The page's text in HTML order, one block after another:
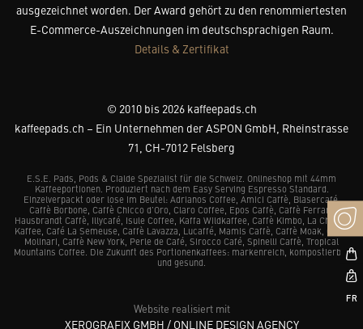
ausgezeichnet worden. Der Award gehört zu den renommiertesten
E-Commerce-Auszeichnungen im deutschsprachigen Raum.
Details & Zertifikat
© 2010 bis 2026 kaffeepads.ch
kaffeepads.ch – Ein Unternehmen der ASPON GmbH, Rheinstrasse
71, CH-7012 Felsberg
E.S.E. Pads, Pods & Cialde Spezialist für die Schweiz. Onlineshop mit 44mm
Kaffeeportionen. Produziert nach dem Easy Serving Espresso Standard.
Einzelverpackt oder lose im Beutel: Adrianos Coffee, Amici Caffè, Blasercafé,
Caffè Borbone, Caffè Chicco d’Oro, Claro Coffee, Epos Caffè, Caffè Ferrari,
Hausbrandt Caffè, Illycafé, Isule Coffee, Kaffa Wildkaffee, Caffè Kimbo, La Chacra
Kaffee, Café La Semeuse, Caffè Lavazza, Lucaffé, Mamis Caffè, Caffè Moak, Caffè
Molinari, Caffè New York, Perle de Café, Sirocco Café, Spinelli Caffè, Tropical
Mountains Coffee. Die Zukunft des Portionenkaffees: markenreich, kompostierbar
und gesund.
Website realisiert mit
XEROGRAFIX GMBH / ONLINE DESIGN AGENCY